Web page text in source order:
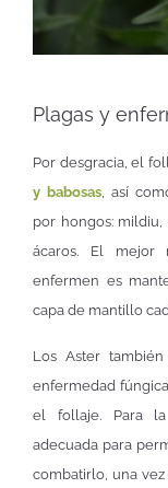
Plagas y
Por desgracia, el
y babosas, así
por hongos:
ácaros. El mejor
enfermen es
capa de mantillo
Los Aster
enfermedad
el follaje. Para
adecuada para
combatirlo, una